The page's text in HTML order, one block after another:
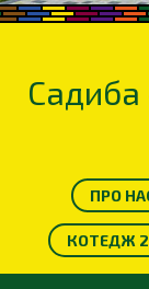
Садиба
ПРО
КОТЕДЖ 2